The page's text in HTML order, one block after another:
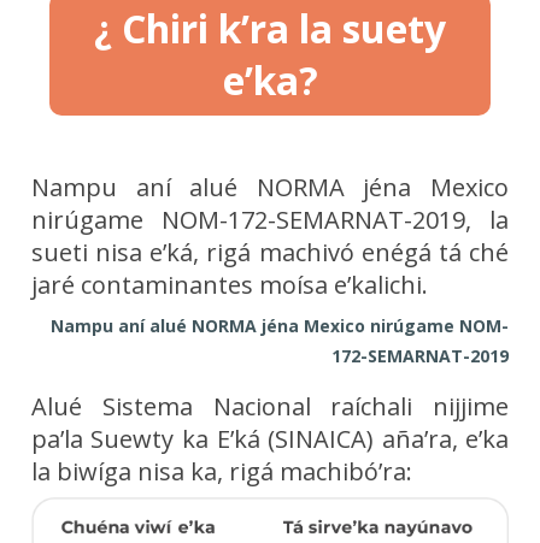
¿ Chiri k’ra la suety
e’ka?
Nampu aní alué NORMA jéna Mexico
nirúgame NOM-172-SEMARNAT-2019, la
sueti nisa e’ká, rigá machivó enégá tá ché
jaré contaminantes moísa e’kalichi.
Nampu aní alué NORMA jéna Mexico nirúgame NOM-
172-SEMARNAT-2019
Alué Sistema Nacional raíchali nijjime
pa’la Suewty ka E’ká (SINAICA) aña’ra, e’ka
la biwíga nisa ka, rigá machibó’ra: